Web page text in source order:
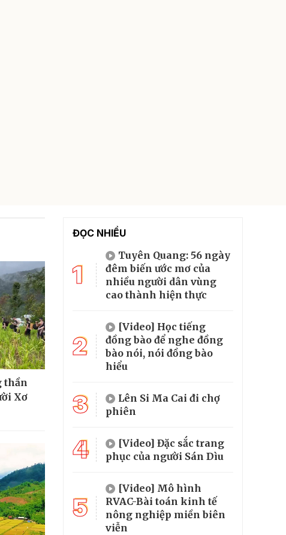
thần
Xơ
ĐỌC NHIỀU
1
Tuyên Quang: 56 ngày
đêm biến ước mơ của
nhiều người dân vùng
cao thành hiện thực
2
[Video] Học tiếng
đồng bào để nghe đồng
bào nói, nói đồng bào
hiểu
3
Lên Si Ma Cai đi chợ
phiên
4
[Video] Đặc sắc trang
phục của người Sán Dìu
5
[Video] Mô hình
RVAC-Bài toán kinh tế
nông nghiệp miền biên
viễn